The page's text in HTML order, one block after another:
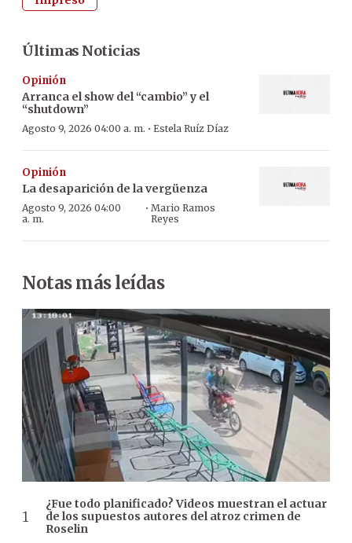
Últimas Noticias
Opinión
Arranca el show del “cambio” y el
“shutdown”
Agosto 9, 2026 04:00 a. m. · Estela Ruíz Díaz
Opinión
La desaparición de la vergüenza
Agosto 9, 2026 04:00
a. m.
· Mario Ramos
Reyes
Notas más leídas
¿Fue todo planificado? Videos muestran el actuar
de los supuestos autores del atroz crimen de
Roselin